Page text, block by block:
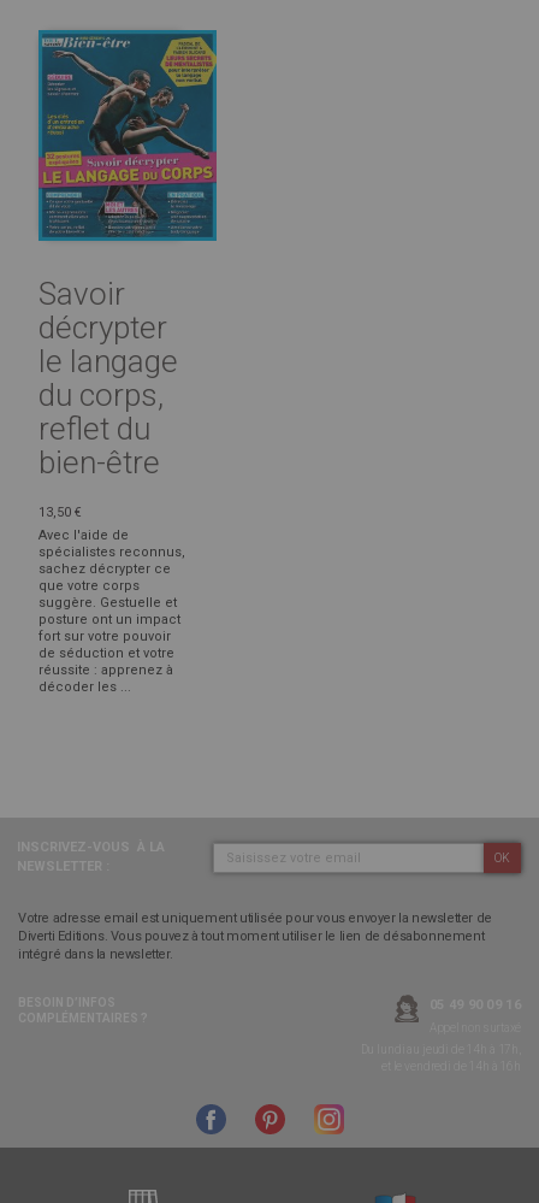
Savoir
décrypter
le langage
du corps,
reflet du
bien-être
13,50 €
Avec l'aide de
spécialistes reconnus,
sachez décrypter ce
que votre corps
suggère. Gestuelle et
posture ont un impact
fort sur votre pouvoir
de séduction et votre
réussite : apprenez à
décoder les ...
OK
Votre adresse email est uniquement utilisée pour vous envoyer la newsletter de
Diverti Editions. Vous pouvez à tout moment utiliser le lien de désabonnement
intégré dans la newsletter.